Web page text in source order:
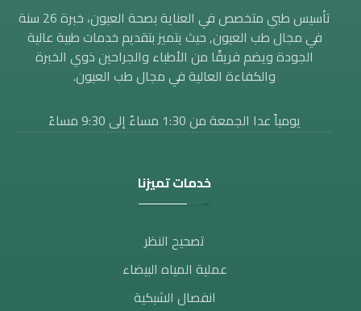
تأسيس طبي متخصص في العناية بصحة العيون، خبرة 26 سنة
في مجال طب العيون, حيث يتميز بتقديم خدمات طبية عالية
الجودة ويضم فريقًا من الأطباء والجراحين ذوي الخبرة
والكفاءة العالية في مجال طب العيون.
يومياً عدا الجمعة من 1:30 مساءََ إلى 9:30 مساءً
خدمات تميزنا
تصحيح النظر​
عملية المياه البيضاء
انفصال الشبكية